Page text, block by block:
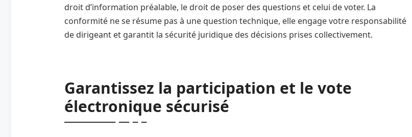
droit d’information préalable, le droit de poser des questions et celui de voter. La
conformité ne se résume pas à une question technique, elle engage votre responsabilité
de dirigeant et garantit la sécurité juridique des décisions prises collectivement.
Garantissez la participation et le vote
électronique sécurisé